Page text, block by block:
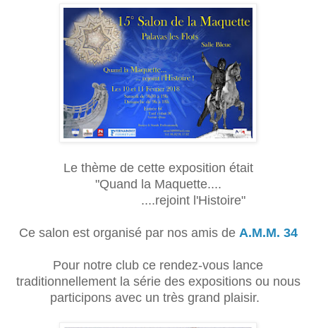
Le thème de cette exposition était
"Quand la Maquette....
....rejoint l'Histoire"
Ce salon est organisé par nos amis de A.M.M. 34
Pour notre club ce rendez-vous lance
traditionnellement la série des expositions ou nous
participons avec un très grand plaisir.